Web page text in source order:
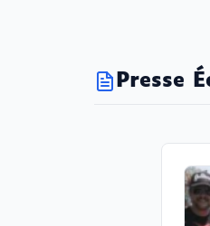
Presse